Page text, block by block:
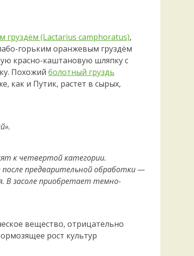
груздём (Lactarius camphoratus),
горьким оранжевым груздём
красно-каштановую шляпку с
Похожий болотный груздь
как и Путик, растет в сырых,
к четвертой категории.
после предварительной обработки —
В засоле приобретает темно-
вещество, отрицательно
рост культур